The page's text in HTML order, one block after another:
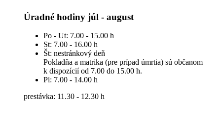
Úradné hodiny júl - august
Po - Ut: 7.00 - 15.00 h
St: 7.00 - 16.00 h
Št: nestránkový deň
Pokladňa a matrika (pre prípad úmrtia) sú občanom
k dispozícií od 7.00 do 15.00 h.
Pi: 7.00 - 14.00 h
prestávka: 11.30 - 12.30 h